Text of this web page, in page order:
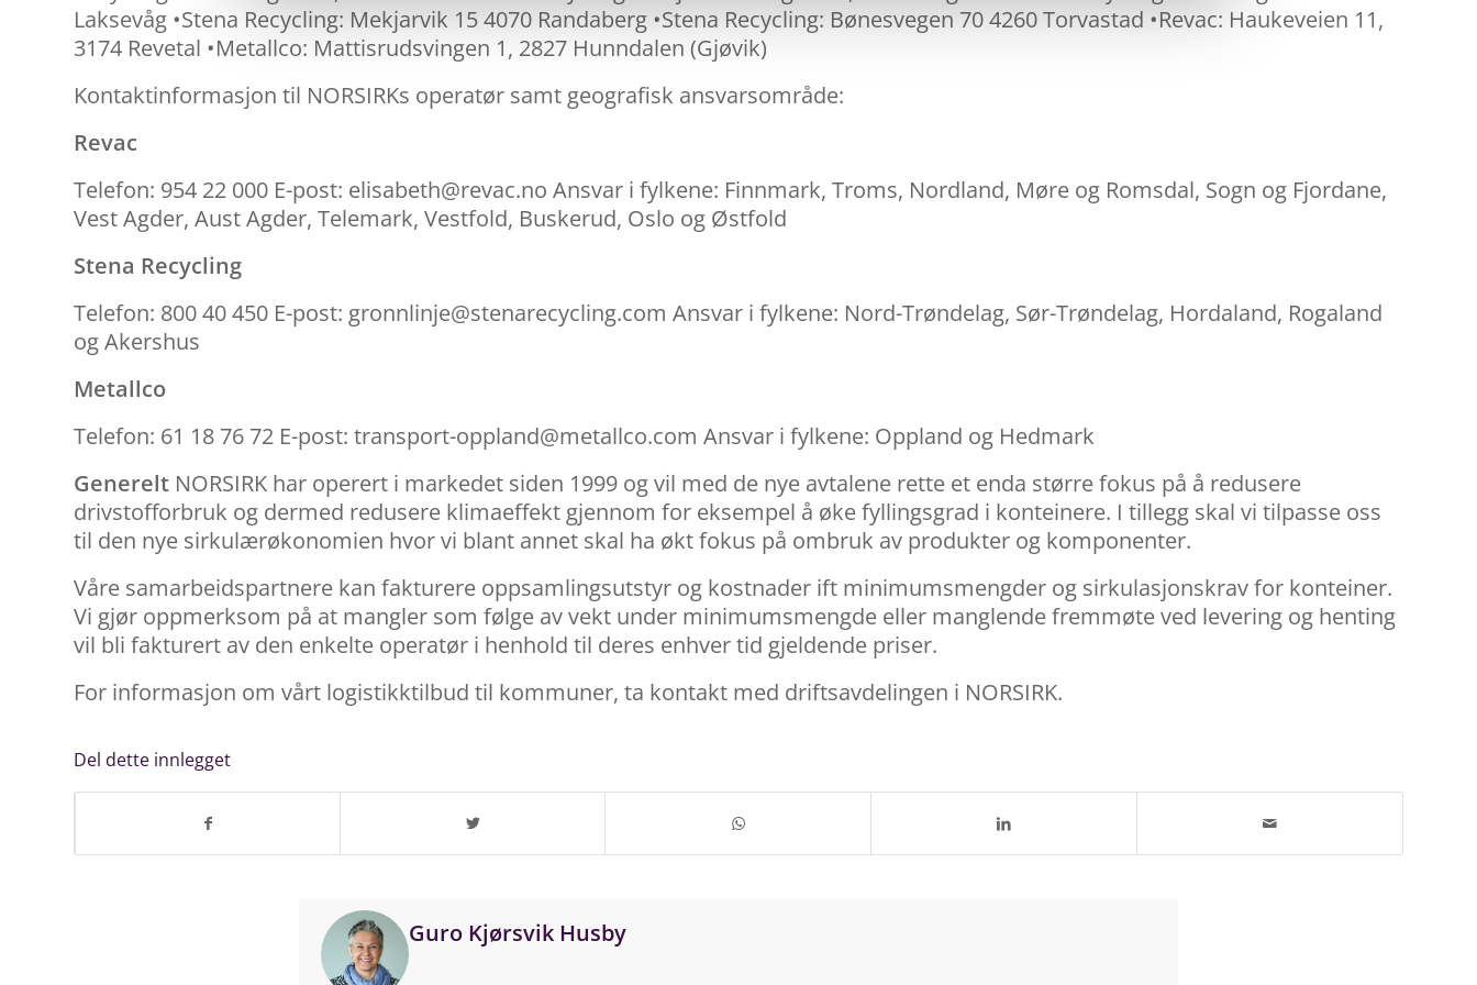
Laksevåg •Stena Recycling: Mekjarvik 15 4070 Randaberg •Stena Recycling: Bønesvegen 70 4260 Torvastad •Revac: Haukeveien 11,
3174 Revetal •Metallco: Mattisrudsvingen 1, 2827 Hunndalen (Gjøvik)
Kontaktinformasjon til NORSIRKs operatør samt geografisk ansvarsområde:
Revac
Telefon: 954 22 000 E-post: elisabeth@revac.no Ansvar i fylkene: Finnmark, Troms, Nordland, Møre og Romsdal, Sogn og Fjordane,
Vest Agder, Aust Agder, Telemark, Vestfold, Buskerud, Oslo og Østfold
Stena Recycling
Telefon: 800 40 450 E-post: gronnlinje@stenarecycling.com Ansvar i fylkene: Nord-Trøndelag, Sør-Trøndelag, Hordaland, Rogaland
og Akershus
Metallco
Telefon: 61 18 76 72 E-post: transport-oppland@metallco.com Ansvar i fylkene: Oppland og Hedmark
Generelt NORSIRK har operert i markedet siden 1999 og vil med de nye avtalene rette et enda større fokus på å redusere
drivstofforbruk og dermed redusere klimaeffekt gjennom for eksempel å øke fyllingsgrad i konteinere. I tillegg skal vi tilpasse oss
til den nye sirkulærøkonomien hvor vi blant annet skal ha økt fokus på ombruk av produkter og komponenter.
Våre samarbeidspartnere kan fakturere oppsamlingsutstyr og kostnader ift minimumsmengder og sirkulasjonskrav for konteiner.
Vi gjør oppmerksom på at mangler som følge av vekt under minimumsmengde eller manglende fremmøte ved levering og henting
vil bli fakturert av den enkelte operatør i henhold til deres enhver tid gjeldende priser.
For informasjon om vårt logistikktilbud til kommuner, ta kontakt med driftsavdelingen i NORSIRK.
Del dette innlegget
Guro Kjørsvik Husby